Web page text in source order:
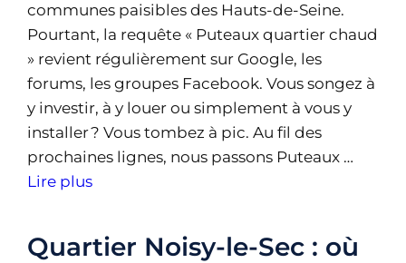
communes paisibles des Hauts-de-Seine.
Pourtant, la requête « Puteaux quartier chaud
» revient régulièrement sur Google, les
forums, les groupes Facebook. Vous songez à
y investir, à y louer ou simplement à vous y
installer ? Vous tombez à pic. Au fil des
prochaines lignes, nous passons Puteaux …
Lire plus
Quartier Noisy-le-Sec : où